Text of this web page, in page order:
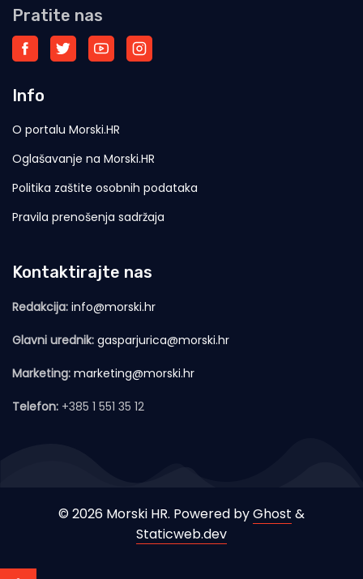
Pratite nas
Info
O portalu Morski.HR
Oglašavanje na Morski.HR
Politika zaštite osobnih podataka
Pravila prenošenja sadržaja
Kontaktirajte nas
Redakcija: info@morski.hr
Glavni urednik: gasparjurica@morski.hr
Marketing: marketing@morski.hr
Telefon: +385 1 551 35 12
© 2026 Morski HR. Powered byGhost &
Staticweb.dev